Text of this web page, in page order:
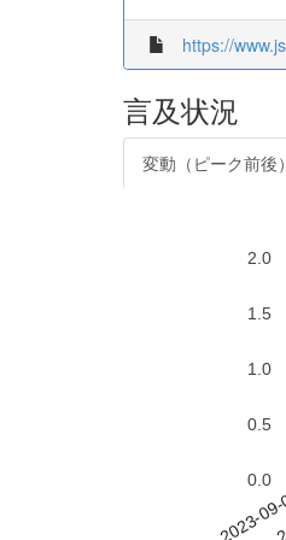
https://
言及状況
変動（ピーク前後）
2023-
0.0
0.5
1.0
1.5
2.0